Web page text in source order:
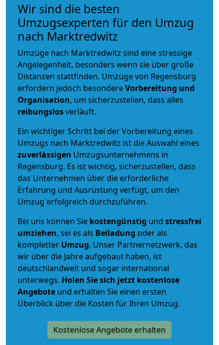
Wir sind die besten
Umzugsexperten für den Umzug
nach Marktredwitz
Umzüge nach Marktredwitz sind eine stressige
Angelegenheit, besonders wenn sie über große
Distanzen stattfinden. Umzüge von Regensburg
erfordern jedoch besondereVorbereitung und
Organisation, um sicherzustellen, dass alles
reibungslosverläuft.
Ein wichtiger Schritt bei der Vorbereitung eines
Umzugs nach Marktredwitz ist die Auswahl eines
zuverlässigen Umzugsunternehmens in
Regensburg. Es ist wichtig, sicherzustellen, dass
das Unternehmen über die erforderliche
Erfahrung und Ausrüstung verfügt, um den
Umzug erfolgreich durchzuführen.
Bei uns können Sie kostengünstig und stressfrei
umziehen, sei es als Beiladung oder als
kompletter Umzug. Unser Partnernetzwerk, das
wir über die Jahre aufgebaut haben, ist
deutschlandweit und sogar international
unterwegs. Holen Sie sich jetzt kostenlose
Angebote und erhalten Sie einen ersten
Überblick über die Kosten für Ihren Umzug.
Kostenlose Angebote erhalten